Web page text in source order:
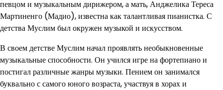
певцом и музыкальным дирижером, а мать, Анджелика Тереса
Мартиненго (Мадио), известна как талантливая пианистка. С
детства Муслим был окружен музыкой и искусством.
В своем детстве Муслим начал проявлять необыкновенные
музыкальные способности. Он учился игре на фортепиано и
постигал различные жанры музыки. Пением он занимался
буквально с самого юного возраста, участвуя в хорах и